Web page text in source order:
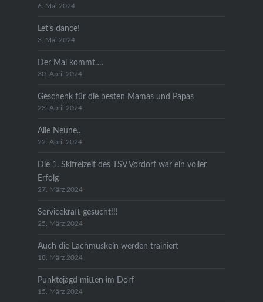
6. Mai 2024
Let’s dance!
3. Mai 2024
Der Mai kommt….
30. April 2024
Geschenk für die besten Mamas und Papas
23. April 2024
Alle Neune..
22. April 2024
Die 1. Skifreizeit des TSV Vordorf war ein voller
Erfolg
27. März 2024
Servicekraft gesucht!!!
25. März 2024
Auch die Lachmuskeln werden trainiert
18. März 2024
Punktejagd mitten im Dorf
15. März 2024